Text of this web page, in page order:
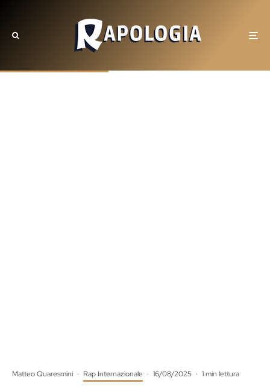
Matteo Quaresmini · Rap Internazionale · 16/08/2025 · 1 min lettura